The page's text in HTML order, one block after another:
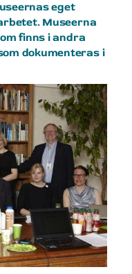
eget
Museerna
finns i andra
dokumenteras i